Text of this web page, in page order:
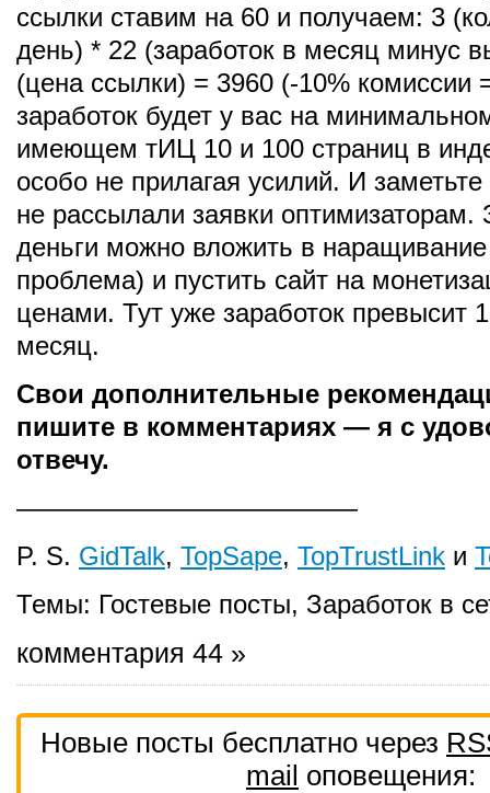
ссылки ставим на 60 и получаем: 3
день) * 22 (заработок в месяц минус
(цена ссылки) = 3960 (-10% комиссии
заработок будет у вас на
имеющем тИЦ 10 и 100 страниц в
особо не прилагая усилий. И
не рассылали заявки оптимизаторам.
деньги можно вложить в
проблема) и пустить сайт на
ценами. Тут уже заработок превысит
месяц.
Свои дополнительные
пишите в комментариях — я с
отвечу.
—————————————
P. S. GidTalk, TopSape, TopTrustLink и
Темы: Гостевые посты, Заработок в
комментария 44 »
Новые посты бесплатно через
mail оповещения: